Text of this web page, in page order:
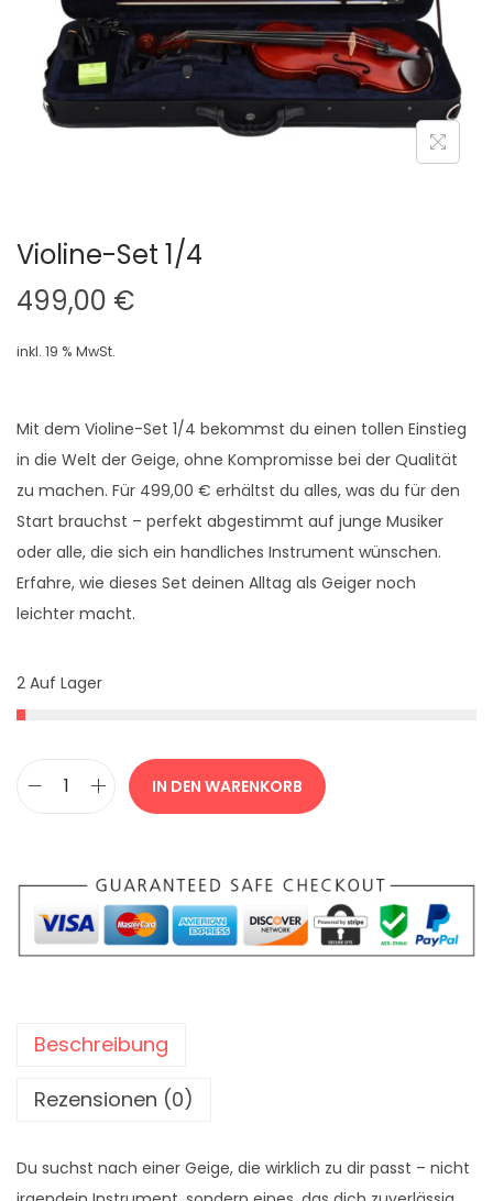
o
n
Violine-Set 1/4
499,00 €
inkl. 19 % MwSt.
Mit dem Violine-Set 1/4 bekommst du einen tollen Einstieg
in die Welt der Geige, ohne Kompromisse bei der Qualität
zu machen. Für 499,00 € erhältst du alles, was du für den
Start brauchst – perfekt abgestimmt auf junge Musiker
oder alle, die sich ein handliches Instrument wünschen.
Erfahre, wie dieses Set deinen Alltag als Geiger noch
leichter macht.
2 Auf Lager
l
i
n
S
t
/
IN DEN WARENKORB
Beschreibung
Rezensionen (0)
Du suchst nach einer Geige, die wirklich zu dir passt – nicht